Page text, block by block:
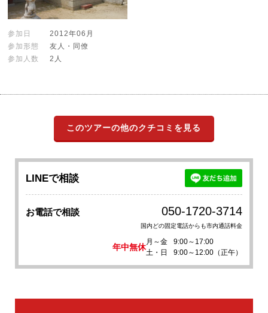
参加日
2012年06月
参加形態
友人・同僚
参加人数
2人
このツアーの他のクチコミを見る
LINEで相談
お電話で相談 050-1720-3714
国内どの固定電話からも市内通話料金
年中無休
月～金
9:00～17:00
土・日
9:00～12:00（正午）